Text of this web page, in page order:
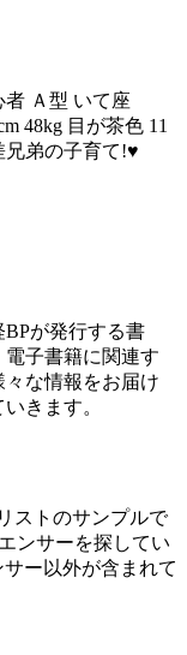
者 Ａ型 いて座
48kg 目が茶色 11
兄弟の子育て!♥
BPが発行する書
電子書籍に関連す
々な情報をお届け
いきます。
ストのサンプルで
ンサーを探してい
ー以外が含まれて